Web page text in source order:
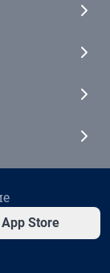
App Store